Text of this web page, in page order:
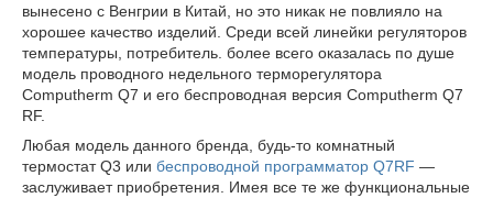
вынесено с Венгрии в Китай, но это никак не повлияло на
хорошее качество изделий. Среди всей линейки регуляторов
температуры, потребитель. более всего оказалась по душе
модель проводного недельного терморегулятора
Computherm Q7 и его беспроводная версия Computherm Q7
RF.
Любая модель данного бренда, будь-то комнатный
термостат Q3 или беспроводной программатор Q7RF ―
заслуживает приобретения. Имея все те же функциональные